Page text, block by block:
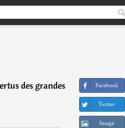
des grandes
Facebook
Twitter
Image